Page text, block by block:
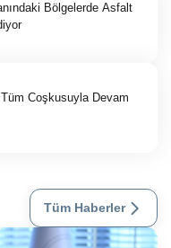
Bölgelerde Asfalt
Coşkusuyla Devam
Tüm Haberler